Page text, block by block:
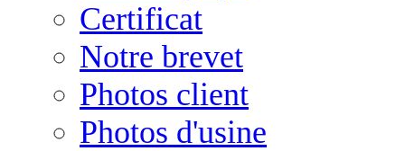
Certificat
Notre brevet
Photos client
Photos d'usine